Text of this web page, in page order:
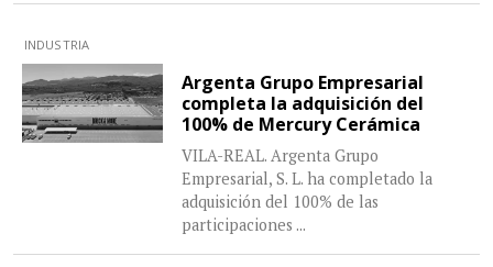
INDUSTRIA
Argenta Grupo Empresarial
completa la adquisición del
100% de Mercury Cerámica
VILA-REAL. Argenta Grupo
Empresarial, S. L. ha completado la
adquisición del 100% de las
participaciones ...